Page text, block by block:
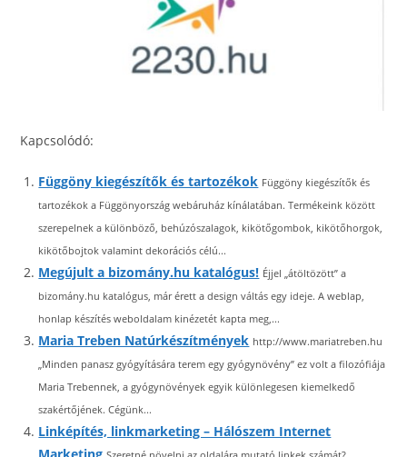
Kapcsolódó:
Függöny kiegészítők és tartozékok Függöny kiegészítők és
tartozékok a Függönyország webáruház kínálatában. Termékeink között
szerepelnek a különböző, behúzószalagok, kikötőgombok, kikötőhorgok,
kikötőbojtok valamint dekorációs célú...
Megújult a bizomány.hu katalógus! Éjjel „átöltözött” a
bizomány.hu katalógus, már érett a design váltás egy ideje. A weblap,
honlap készítés weboldalam kinézetét kapta meg,...
Maria Treben Natúrkészítmények http://www.mariatreben.hu
„Minden panasz gyógyítására terem egy gyógynövény” ez volt a filozófiája
Maria Trebennek, a gyógynövények egyik különlegesen kiemelkedő
szakértőjének. Cégünk...
Linképítés, linkmarketing – Hálószem Internet